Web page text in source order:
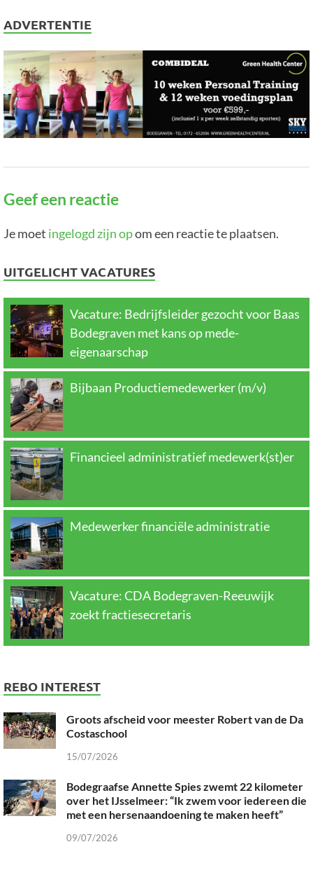
ADVERTENTIE
Geef een reactie
Je moet ingelogd zijn opom een reactie te plaatsen.
UITGELICHT VACATURES
Vacature: Bedrijfsleider gezocht voor Baas
Bodegraven met kans op mede-
eigenaarschap
Bijbaan Productiemedewerker (m/v)
Financieel administratief medewerk(st)er
Medewerker financiële administratie
Vacature: CDA Bodegraven-Reeuwijk
zoekt fractiesecretaris
REBO INTEREST
Groots afscheid voor meester Robert van de Da
Costaschool
15/07/2026
Bodegraafse Annette Spies zwemt 22 kilometer
over het IJsselmeer: “Ik zwem voor iedereen die
met een hersenaandoening te maken heeft”
09/07/2026